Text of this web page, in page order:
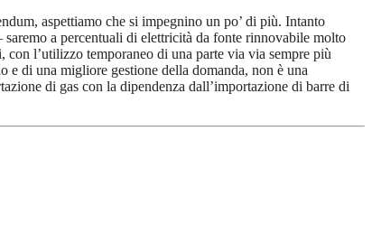
aspettiamo che si impegnino un po’ di più. Intanto
a percentuali di elettricità da fonte rinnovabile molto
l’utilizzo temporaneo di una parte via via sempre più
di una migliore gestione della domanda, non è una
di gas con la dipendenza dall’importazione di barre di